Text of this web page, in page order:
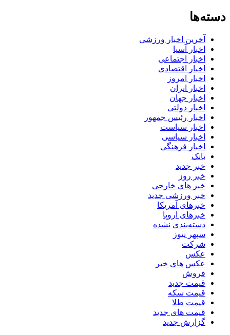
دسته‌ها
آخرین اخبار ورزشی
اخبار آسیا
اخبار اجتماعی
اخبار اقتصادی
اخبار امروز
اخبار ایران
اخبار جهان
اخبار دولتی
اخبار رئیس جمهور
اخبار سیاست
اخبار سیاسی
اخبار فرهنگی
بانک
خبر جدید
خبر روز
خبر های خارجی
خبر ورزشی جدید
خبرهای آمریکا
خبرهای اروپا
دسته‌بندی نشده
سپهر نیوز
شرکت
عکس
عکس های خبر
فروش
قیمت جدید
قیمت سکه
قیمت طلا
قیمت های جدید
گزارش جدید